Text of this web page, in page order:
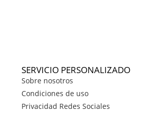
SERVICIO PERSONALIZADO
Sobre nosotros
Condiciones de uso
Privacidad Redes Sociales